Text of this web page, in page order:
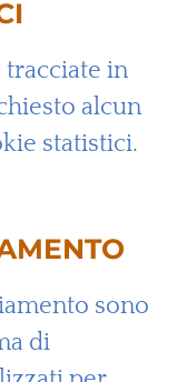
tracciate in
alcun
statistici.
sono
di